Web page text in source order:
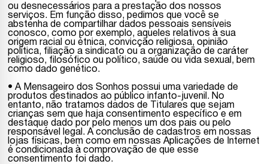
ou desnecessários para a prestação dos nossos
serviços. Em função disso, pedimos que você se
abstenha de compartilhar dados pessoais sensíveis
conosco, como por exemplo, aqueles relativos à sua
origem racial ou étnica, convicção religiosa, opinião
política, filiação a sindicato ou a organização de caráter
religioso, filosófico ou político, saúde ou vida sexual, bem
como dado genético.
• A Mensageiro dos Sonhos possui uma variedade de
produtos destinados ao público infanto-juvenil. No
entanto, não tratamos dados de Titulares que sejam
crianças sem que haja consentimento específico e em
destaque dado por pelo menos um dos pais ou pelo
responsável legal. A conclusão de cadastros em nossas
lojas físicas, bem como em nossas Aplicações de Internet
é condicionada à comprovação de que esse
consentimento foi dado.